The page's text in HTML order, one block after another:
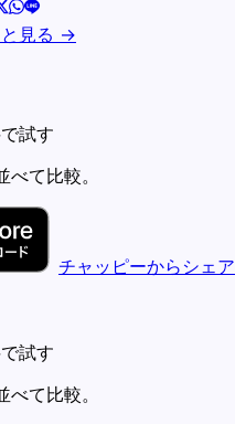
と見る →
試す
て比較。
チャッピーからシェア
試す
て比較。